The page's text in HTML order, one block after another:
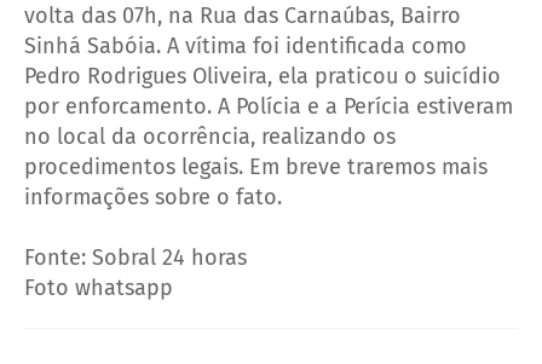
volta das 07h, na Rua das Carnaúbas, Bairro
Sinhá Sabóia. A vítima foi identificada como
Pedro Rodrigues Oliveira, ela praticou o suicídio
por enforcamento. A Polícia e a Perícia estiveram
no local da ocorrência, realizando os
procedimentos legais. Em breve traremos mais
informações sobre o fato.
Fonte: Sobral 24 horas
Foto whatsapp